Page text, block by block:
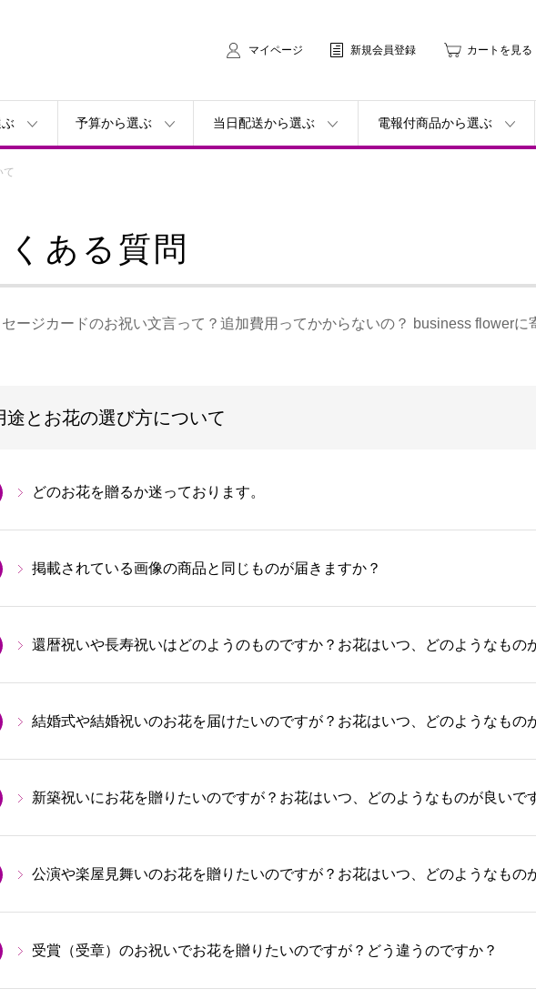
マイページ 新規会員登録 カートを見る
予算から選ぶ 当日配送から選ぶ 電報付商品から選ぶ
て
くある質問
セージカードのお祝い文言って？追加費用ってかからないの？ business flowerに
途とお花の選び方について
どのお花を贈るか迷っております。
掲載されている画像の商品と同じものが届きますか？
還暦祝いや長寿祝いはどのようのものですか？お花はいつ、どのようなもの
結婚式や結婚祝いのお花を届けたいのですが？お花はいつ、どのようなもの
新築祝いにお花を贈りたいのですが？お花はいつ、どのようなものが良いで
公演や楽屋見舞いのお花を贈りたいのですが？お花はいつ、どのようなもの
受賞（受章）のお祝いでお花を贈りたいのですが？どう違うのですか？